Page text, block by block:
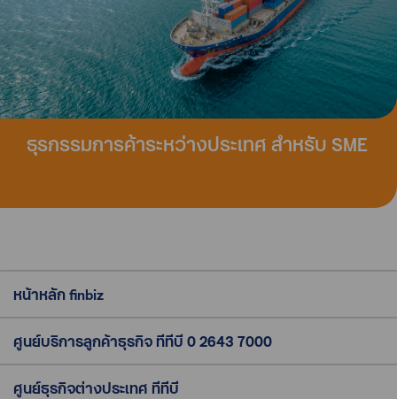
ธุรกรรมการค้าระหว่างประเทศ สำหรับ SME
หน้าหลัก finbiz
ศูนย์บริการลูกค้าธุรกิจ ทีทีบี 0 2643 7000
ศูนย์ธุรกิจต่างประเทศ ทีทีบี